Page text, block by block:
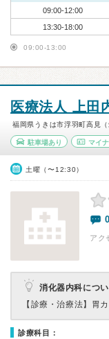
09:00-12:00
13:30-18:00
09:00-13:00
医療法人 上田
福岡県うきは市浮羽町高見（
駐車場あり マイ
土曜（〜12:30）
アク
消化器内科につ
【診療・治療法】 胃
診療科目：